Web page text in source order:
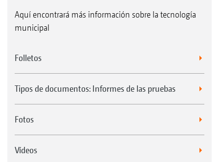
Aquí encontrará más información sobre la tecnología
municipal
Folletos
Tipos de documentos: Informes de las pruebas
Fotos
Vídeos